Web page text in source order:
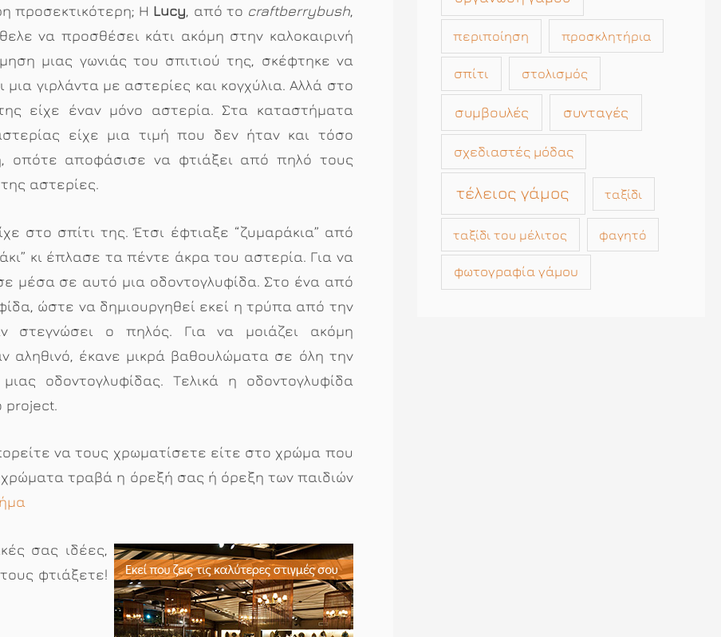
προσεκτικότερη; Η Lucy, από το craftberrybush,
να προσθέσει κάτι ακόμη στην καλοκαιρινή
μιας γωνιάς του σπιτιού της, σκέφτηκε να
μια γιρλάντα με αστερίες και κογχύλια. Αλλά στο
είχε έναν μόνο αστερία. Στα καταστήματα
είχε μια τιμή που δεν ήταν και τόσο
οπότε αποφάσισε να φτιάξει από πηλό τους
αστερίες.
στο σπίτι της. Έτσι έφτιαξε “ζυμαράκια” από
κι έπλασε τα πέντε άκρα του αστερία. Για να
μέσα σε αυτό μια οδοντογλυφίδα. Στο ένα από
ώστε να δημιουργηθεί εκεί η τρύπα από την
στεγνώσει ο πηλός. Για να μοιάζει ακόμη
αληθινό, έκανε μικρά βαθουλώματα σε όλη την
οδοντογλυφίδας. Τελικά η οδοντογλυφίδα
project.
να τους χρωματίσετε είτε στο χρώμα που
χρώματα τραβά η όρεξή σας ή όρεξη των παιδιών
σας ιδέες,
φτιάξετε!
περιποίηση προσκλητήρια
σπίτι στολισμός
συμβουλές συνταγές
σχεδιαστές μόδας
τέλειος γάμος ταξίδι
ταξίδι του μέλιτος φαγητό
φωτογραφία γάμου